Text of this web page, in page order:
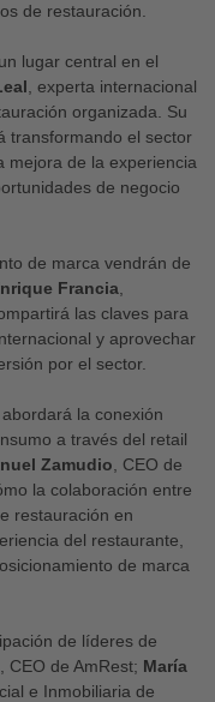
de restauración.
lugar central en el
, experta internacional
organizada. Su
transformando el sector
mejora de la experiencia
de negocio
de marca vendrán de
Francia
las claves para
y aprovechar
por el sector.
la conexión
a través del retail
Zamudio , CEO de
la colaboración entre
restauración en
del restaurante,
de marca
de líderes de
, CEO de AmRest; María
e Inmobiliaria de